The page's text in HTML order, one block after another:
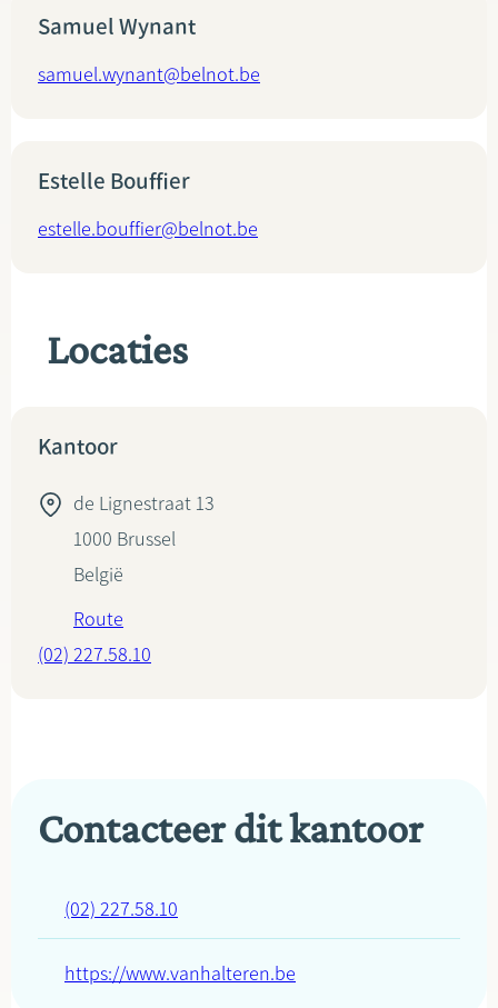
Samuel Wynant
samuel.wynant@belnot.be
Estelle Bouffier
estelle.bouffier@belnot.be
Locaties
Kantoor
de Lignestraat 13
1000 Brussel
België
Route
(02) 227.58.10
Contacteer dit kantoor
(02) 227.58.10
https://www.vanhalteren.be